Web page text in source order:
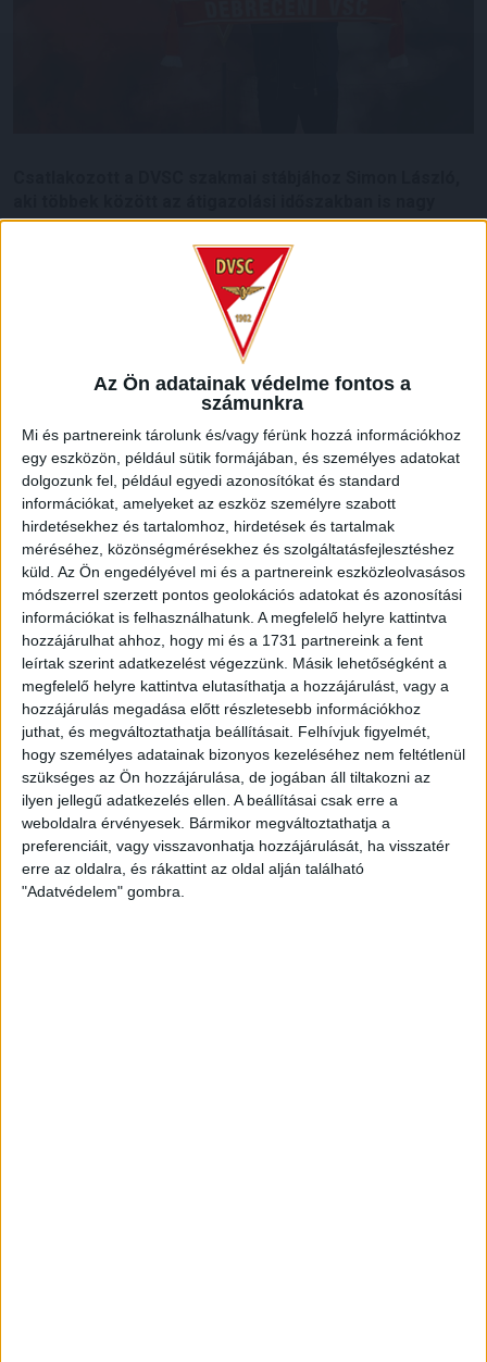
Az Ön adatainak védelme fontos a
számunkra
Mi és partnereink tárolunk és/vagy férünk hozzá információkhoz
egy eszközön, például sütik formájában, és személyes adatokat
dolgozunk fel, például egyedi azonosítókat és standard
információkat, amelyeket az eszköz személyre szabott
hirdetésekhez és tartalomhoz, hirdetések és tartalmak
méréséhez, közönségmérésekhez és szolgáltatásfejlesztéshez
küld. Az Ön engedélyével mi és a partnereink eszközleolvasásos
módszerrel szerzett pontos geolokációs adatokat és azonosítási
információkat is felhasználhatunk. A megfelelő helyre kattintva
hozzájárulhat ahhoz, hogy mi és a 1731 partnereink a fent
leírtak szerint adatkezelést végezzünk. Másik lehetőségként a
megfelelő helyre kattintva elutasíthatja a hozzájárulást, vagy a
hozzájárulás megadása előtt részletesebb információkhoz
juthat, és megváltoztathatja beállításait. Felhívjuk figyelmét,
hogy személyes adatainak bizonyos kezeléséhez nem feltétlenül
szükséges az Ön hozzájárulása, de jogában áll tiltakozni az
ilyen jellegű adatkezelés ellen. A beállításai csak erre a
weboldalra érvényesek. Bármikor megváltoztathatja a
preferenciáit, vagy visszavonhatja hozzájárulását, ha visszatér
erre az oldalra, és rákattint az oldal alján található
"Adatvédelem" gombra.
segítséget nyújthat a napi munkában a kiválasztási és
elemzési folyamatokban való aktív tevékenységével.
A fiatal, de már tapasztalt 36 éves szakember korábban a
Sajóvölgye Focisuli, a DVTK Labdarúgó Akadémia és a
Kazincbarcika első csapatának munkáját is segítette, 2022-
ben pedig csatlakozott a magyar labdarúgó-válogatott
elemző stábjához, ahol a legmagasabb szintű kihívásoknak
ellenfelek feltérképezéséért, főként a riválisok pontrúgásait,
szögleteit és szabadrúgásait elemzi.
– Kazincbarcikai vagyok, edzőként végigjártam a ranglétrát,
három éve dolgozom Marco Rossi szövetségi kapitány
szakmai stábjában. Részt vehettem Európa-bajnokságon is,
megtapasztalhattam, hogy milyen is nagy nyomás alatt, nagy
stadionokban, professzionális játékosokkal együtt dolgozni.
Tavaly a Kazincbarcikával kivívott NB I-es feljutás szintén
mérföldkő volt az életemben, aztán a télen több klub is
megkeresett. A DVSC esetében mindvégig azt éreztem, hogy
tényleg szeretnék, hogy a Lokihoz kerüljek, s ez rendkívül
szimpatikus volt. Miután az észak-keleti régióban született
ember vagyok, nem volt kérdés, melyik csapatot választom.
A Loki múlja és filozófiája is meggyőzött arról, hogy részt
akarok venni ebben a projektben, minden arra predesztinálja
a klubot, hogy a magyar futball elitjéhez tartozzon–
nyilatkozta a dvsc.hu-nak Simon László.
Üdv a DVSC-ben!